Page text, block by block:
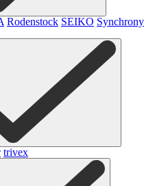
Rodenstock SEIKO Synchrony
trivex